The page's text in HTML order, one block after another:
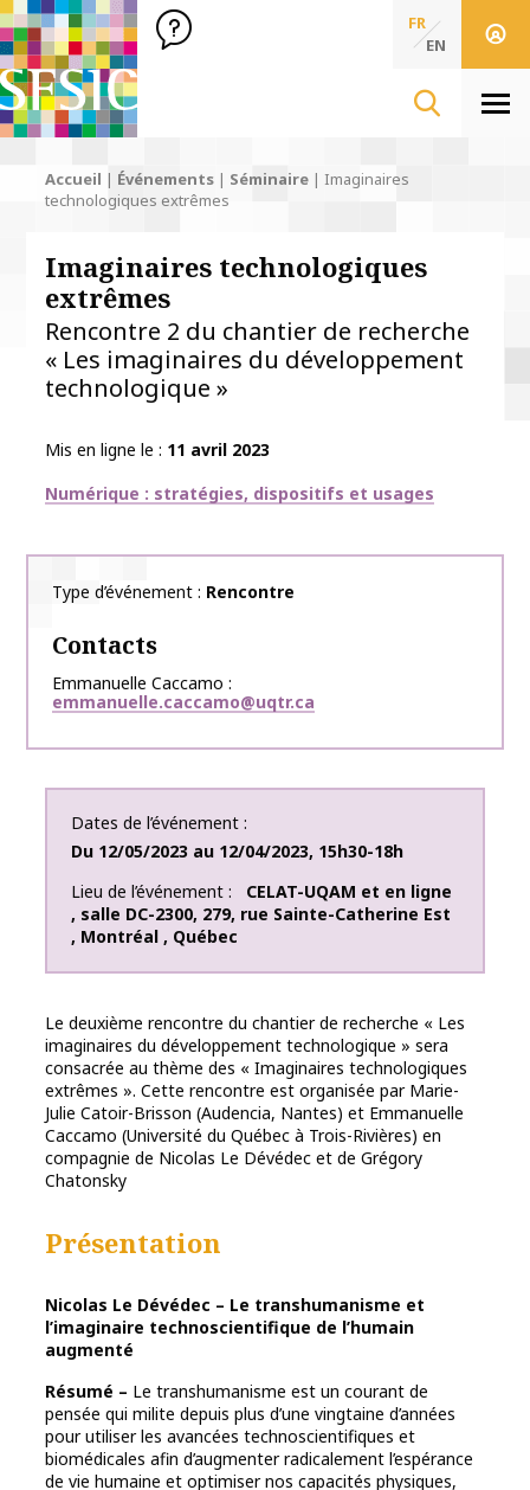
SFSIC Société Française des Sciences de l'Information & de
Société Française des Sciences
de l'Information
FR
EN
Accueil | Événements | Séminaire | Imaginaires
technologiques extrêmes
Imaginaires technologiques
extrêmes
Rencontre 2 du chantier de recherche
« Les imaginaires du développement
technologique »
Mis en ligne le
11 avril 2023
Thématiques
Numérique : stratégies, dispositifs et usages
Type d’événement Rencontre
Contacts
Emmanuelle Caccamo
emmanuelle.caccamo@uqtr.ca
Dates de l’événement
Du 12/05/2023 au 12/04/2023, 15h30-18h
Lieu de l’événement
CELAT-UQAM et en ligne
, salle DC-2300, 279, rue Sainte-Catherine Est
, Montréal , Québec
Le deuxième rencontre du chantier de recherche « Les
imaginaires du développement technologique » sera
consacrée au thème des « Imaginaires technologiques
extrêmes ». Cette rencontre est organisée par Marie-
Julie Catoir-Brisson (Audencia, Nantes) et Emmanuelle
Caccamo (Université du Québec à Trois-Rivières) en
compagnie de Nicolas Le Dévédec et de Grégory
Chatonsky
Présentation
Nicolas Le Dévédec – Le transhumanisme et
l’imaginaire technoscientifique de l’humain
augmenté
Résumé – Le transhumanisme est un courant de
pensée qui milite depuis plus d’une vingtaine d’années
pour utiliser les avancées technoscientifiques et
biomédicales afin d’augmenter radicalement l’espérance
de vie humaine et optimiser nos capacités physiques,